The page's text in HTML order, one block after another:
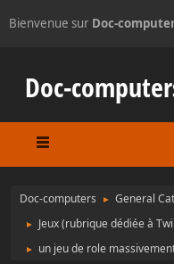
Bienvenue sur Doc-
Doc-
Doc-computers ► General
► Jeux (rubrique dédiée à
► un jeu de role